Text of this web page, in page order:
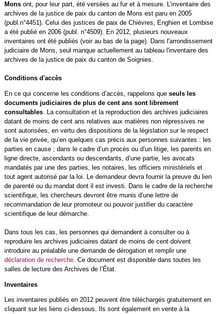
Mons ont, pour leur part, été versées au fur et à mesure. L’inventaire des
archives de la justice de paix du canton de Mons est paru en 2005
(publ.n°4451). Celui des justices de paix de Chièvres, Enghien et Lombise
a été publié en 2006 (publ. n°4509). En 2012, plusieurs nouveaux
inventaires ont été publiés (voir au bas de la page). Dans l'arrondissement
judiciaire de Mons, seul manque actuellement au tableau l'inventaire des
archives de la justice de paix du canton de Soignies.
Conditions d'accès
En ce qui concerne les conditions d’accès, rappelons que seuls les
documents judiciaires de plus de cent ans sont librement
consultables. La consultation et la reproduction des archives judiciaires
datant de moins de cent ans relatives aux matières non répressives ne
sont autorisées, en vertu des dispositions de la législation sur le respect
de la vie privée, qu’en quelques cas précis aux personnes suivantes : les
parties en cause ; dans le cadre d’un procès ou d’un litige, les parents en
ligne directe, ascendants ou descendants, d’une partie, les avocats
mandatés par une des parties, les notaires, les officiers ministériels et
tout agent autorisé par la loi. Le demandeur devra fournir la preuve du lien
de parenté ou du mandat dont il est investi. Dans le cadre de la recherche
scientifique, les chercheurs devront être munis d’une lettre de
recommandation de leur promoteur ou pouvoir justifier du caractère
scientifique de leur démarche.
Dans tous les cas, les personnes qui demandent à consulter ou à
reproduire les archives judiciaires datant de moins de cent doivent
introduire au préalable une demande de dérogation et remplir une
déclaration de recherche. Ce document est disponible dans toutes les
salles de lecture des Archives de l’État.
Inventaires
Les inventaires publiés en 2012 peuvent être téléchargés gratuitement en
cliquant sur les liens ci-dessous. Ils sont également en vente à la